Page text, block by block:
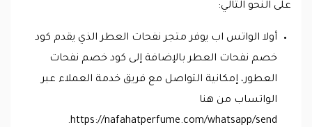
على النحو التالي:
أولا الواتس اب يوفر متجر نفحات العطر الذي يقدم كود
خصم نفحات العطر بالإضافة إلى كود خصم نفحات
العطور، إمكانية التواصل مع فريق خدمة العملاء عبر
الواتساب من هنا
https://nafahatperfume.com/whatsapp/send.